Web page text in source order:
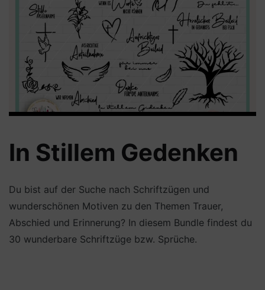
In Stillem Gedenken
Du bist auf der Suche nach Schriftzügen und
wunderschönen Motiven zu den Themen Trauer,
Abschied und Erinnerung? In diesem Bundle findest du
30 wunderbare Schriftzüge bzw. Sprüche.